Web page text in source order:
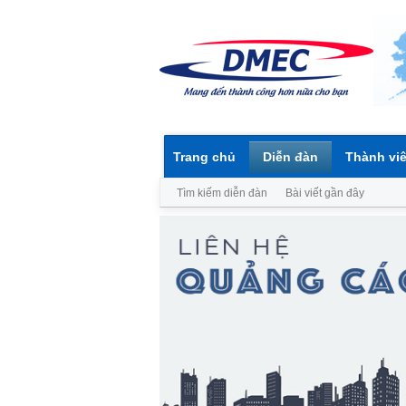
Trang chủ Diễn đàn
Tìm kiếm diễn đàn Bài viết gần đây
Thành